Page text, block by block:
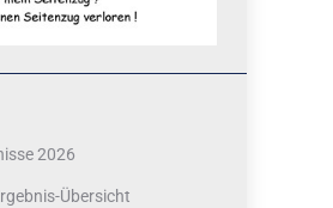
2026
Übersicht